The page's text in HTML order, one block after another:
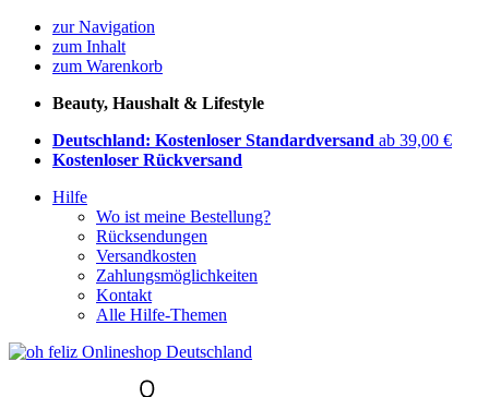
zur Navigation
zum Inhalt
zum Warenkorb
Beauty, Haushalt & Lifestyle
Deutschland: Kostenloser Standardversand ab 39,00 €
Kostenloser Rückversand
Hilfe
Wo ist meine Bestellung?
Rücksendungen
Versandkosten
Zahlungsmöglichkeiten
Kontakt
Alle Hilfe-Themen